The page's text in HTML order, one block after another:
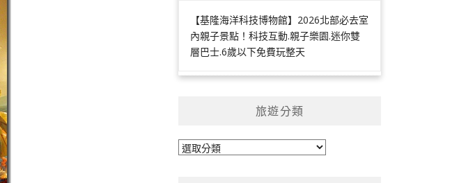
【基隆海洋科技博物館】2026北部必去室
內親子景點！科技互動.親子樂園.迷你雙
層巴士.6歲以下免費玩整天
旅遊分類
旅